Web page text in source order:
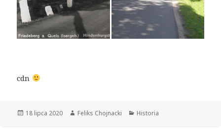
cdn
Opublikowano
18 lipca 2020 Autor
Feliks Chojnacki Kategorie
Historia